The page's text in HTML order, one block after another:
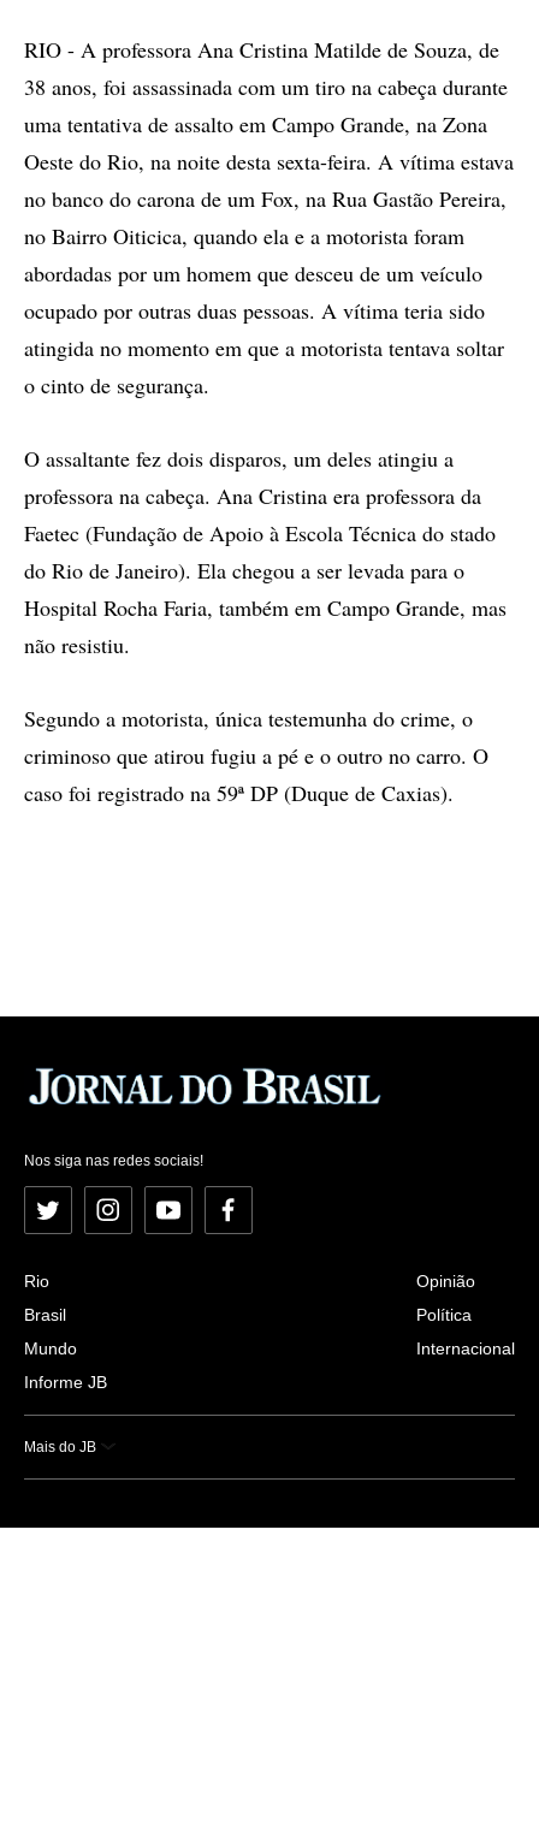
RIO - A professora Ana Cristina Matilde de Souza, de
38 anos, foi assassinada com um tiro na cabeça durante
uma tentativa de assalto em Campo Grande, na Zona
Oeste do Rio, na noite desta sexta-feira. A vítima estava
no banco do carona de um Fox, na Rua Gastão Pereira,
no Bairro Oiticica, quando ela e a motorista foram
abordadas por um homem que desceu de um veículo
ocupado por outras duas pessoas. A vítima teria sido
atingida no momento em que a motorista tentava soltar
o cinto de segurança.
O assaltante fez dois disparos, um deles atingiu a
professora na cabeça. Ana Cristina era professora da
Faetec (Fundação de Apoio à Escola Técnica do stado
do Rio de Janeiro). Ela chegou a ser levada para o
Hospital Rocha Faria, também em Campo Grande, mas
não resistiu.
Segundo a motorista, única testemunha do crime, o
criminoso que atirou fugiu a pé e o outro no carro. O
caso foi registrado na 59ª DP (Duque de Caxias).
Nos siga nas redes sociais!
Twitter InstagramYouTubeFacebook
Rio
Brasil
Mundo
Informe JB
Opinião
Política
Internacional
Mais do JB
Esportes